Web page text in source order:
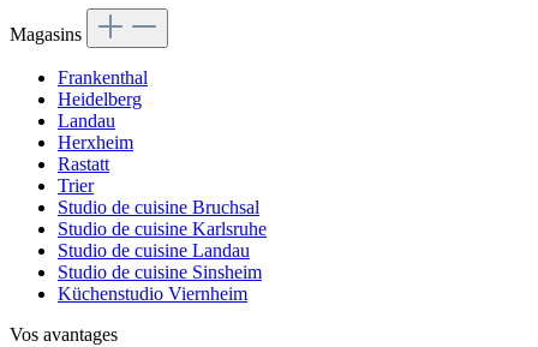
Magasins
Frankenthal
Heidelberg
Landau
Herxheim
Rastatt
Trier
Studio de cuisine Bruchsal
Studio de cuisine Karlsruhe
Studio de cuisine Landau
Studio de cuisine Sinsheim
Küchenstudio Viernheim
Vos avantages